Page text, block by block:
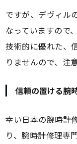
ですが、デヴィル
なっていますので
技術的に優れた、
りませんので、注
信頼の置ける腕
幸い日本の腕時計
り、腕時計修理専